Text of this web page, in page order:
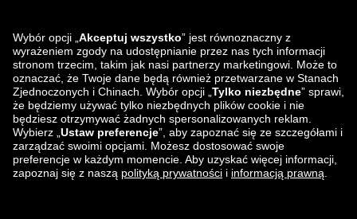
zalando-lounge.lu zalando-lounge.ee
zalando-lounge.lv zalando-lounge.no
Znajdziesz nas
na